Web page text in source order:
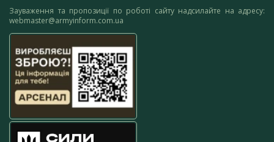
Зауваження та пропозиції по роботі сайту надсилайте на адресу:
webmaster@armyinform.com.ua